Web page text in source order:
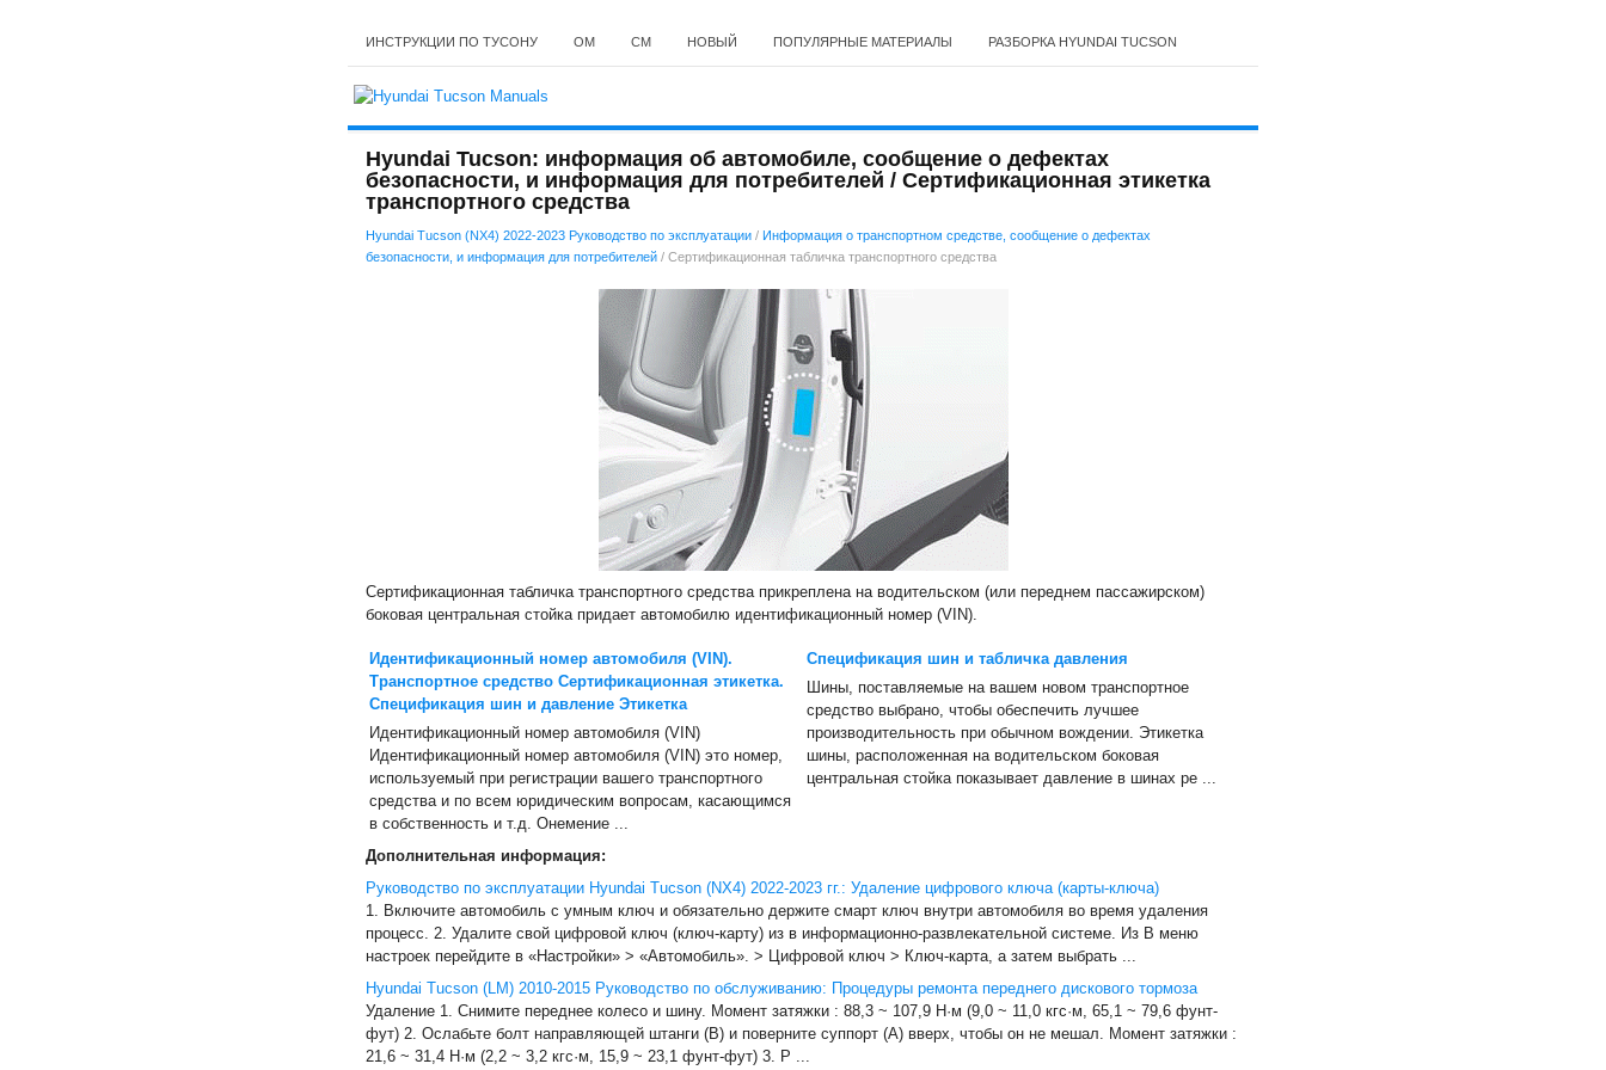
ИНСТРУКЦИИ ПО ТУСОНУ ОМ СМ НОВЫЙ ПОПУЛЯРНЫЕ МАТЕРИАЛЫ РАЗБОРКА HYUNDAI TUCSON
Hyundai Tucson: информация об автомобиле, сообщение о дефектах
безопасности, и информация для потребителей / Сертификационная этикетка
транспортного средства
Hyundai Tucson (NX4) 2022-2023 Руководство по эксплуатации / Информация о транспортном средстве, сообщение о дефектах
безопасности, и информация для потребителей / Сертификационная табличка транспортного средства
Сертификационная табличка транспортного средства прикреплена на водительском (или переднем пассажирском)
боковая центральная стойка придает автомобилю идентификационный номер (VIN).
Идентификационный номер автомобиля (VIN).
Транспортное средство Сертификационная этикетка.
Спецификация шин и давление Этикетка
Идентификационный номер автомобиля (VIN)
Идентификационный номер автомобиля (VIN) это номер,
используемый при регистрации вашего транспортного
средства и по всем юридическим вопросам, касающимся
в собственность и т.д. Онемение ...
Спецификация шин и табличка давления
Шины, поставляемые на вашем новом транспортное
средство выбрано, чтобы обеспечить лучшее
производительность при обычном вождении. Этикетка
шины, расположенная на водительском боковая
центральная стойка показывает давление в шинах ре ...
Дополнительная информация:
Руководство по эксплуатации Hyundai Tucson (NX4) 2022-2023 гг.: Удаление цифрового ключа (карты-ключа)
1. Включите автомобиль с умным ключ и обязательно держите смарт ключ внутри автомобиля во время удаления
процесс. 2. Удалите свой цифровой ключ (ключ-карту) из в информационно-развлекательной системе. Из В меню
настроек перейдите в «Настройки» > «Автомобиль». > Цифровой ключ > Ключ-карта, а затем выбрать ...
Hyundai Tucson (LM) 2010-2015 Руководство по обслуживанию: Процедуры ремонта переднего дискового тормоза
Удаление 1. Снимите переднее колесо и шину. Момент затяжки : 88,3 ~ 107,9 Н·м (9,0 ~ 11,0 кгс·м, 65,1 ~ 79,6 фунт-
фут) 2. Ослабьте болт направляющей штанги (В) и поверните суппорт (А) вверх, чтобы он не мешал. Момент затяжки :
21,6 ~ 31,4 Н·м (2,2 ~ 3,2 кгс·м, 15,9 ~ 23,1 фунт-фут) 3. Р ...